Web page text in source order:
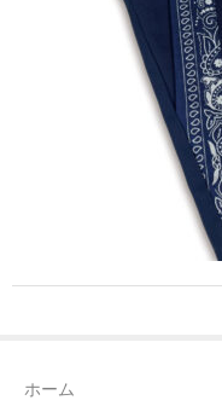
ロングTシャツ
ゲームシャツ
コーチジャケット
スウェット＆フーディ
ヘッドギア
ORIGINAL
ホーム